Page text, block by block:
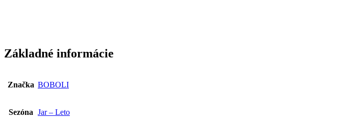
Základné informácie
Značka BOBOLI
Sezóna Jar – Leto